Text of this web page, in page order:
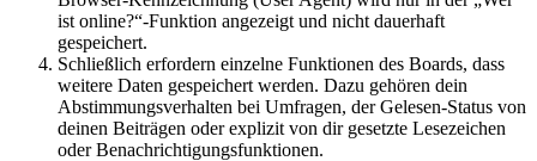
ist online?“-Funktion angezeigt und nicht dauerhaft
gespeichert.
Schließlich erfordern einzelne Funktionen des Boards, dass
weitere Daten gespeichert werden. Dazu gehören dein
Abstimmungsverhalten bei Umfragen, der Gelesen-Status von
deinen Beiträgen oder explizit von dir gesetzte Lesezeichen
oder Benachrichtigungsfunktionen.